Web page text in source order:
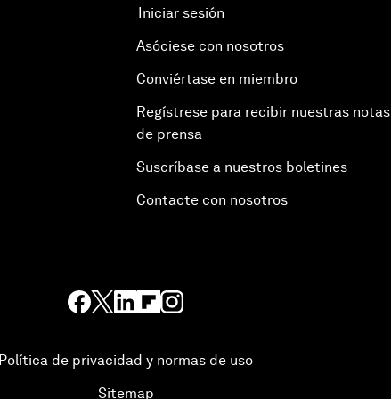
Iniciar sesión
Asóciese con nosotros
Conviértase en miembro
Regístrese para recibir nuestras notas
de prensa
Suscríbase a nuestros boletines
Contacte con nosotros
Política de privacidad y normas de uso
Sitemap